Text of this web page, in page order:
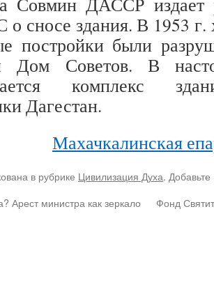
о сносе здания. В 1953
постройки были
Дом Советов. В
комплекс
Дагестан.
Махачкалинская
в рубрике Цивилизация Духа.
Арест министра как зеркало
Фонд